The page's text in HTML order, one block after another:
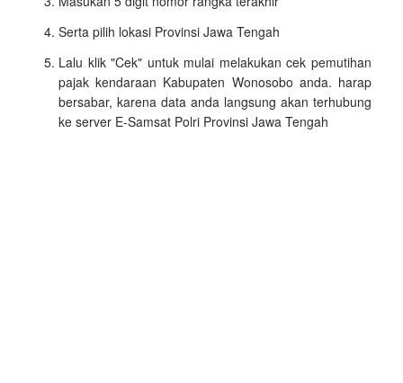
Serta pilih lokasi Provinsi Jawa Tengah
Lalu klik "Cek" untuk mulai melakukan cek pemutihan
pajak kendaraan Kabupaten Wonosobo anda. harap
bersabar, karena data anda langsung akan terhubung
ke server E-Samsat Polri Provinsi Jawa Tengah